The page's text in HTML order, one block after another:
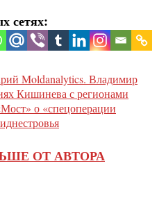
сетях:
Moldanalytics. Владимир
Кишинева с регионами
о «спецоперации
ОТ АВТОРА